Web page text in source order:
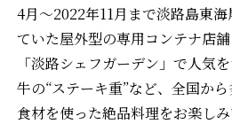
4月～2022年11月まで淡路島東
ていた屋外型の専用コンテナ店
「淡路シェフガーデン」で人気
牛の“ステーキ重”など、全国か
食材を使った絶品料理をお楽しみ